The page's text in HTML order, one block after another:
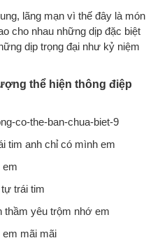
lãng mạn vì thế đây là món
cho nhau những dịp đặc biệt
dịp trọng đại như kỷ niệm
thể hiện thông điệp
tim anh chỉ có mình em
em
trái tim
thầm yêu trộm nhớ em
em mãi mãi